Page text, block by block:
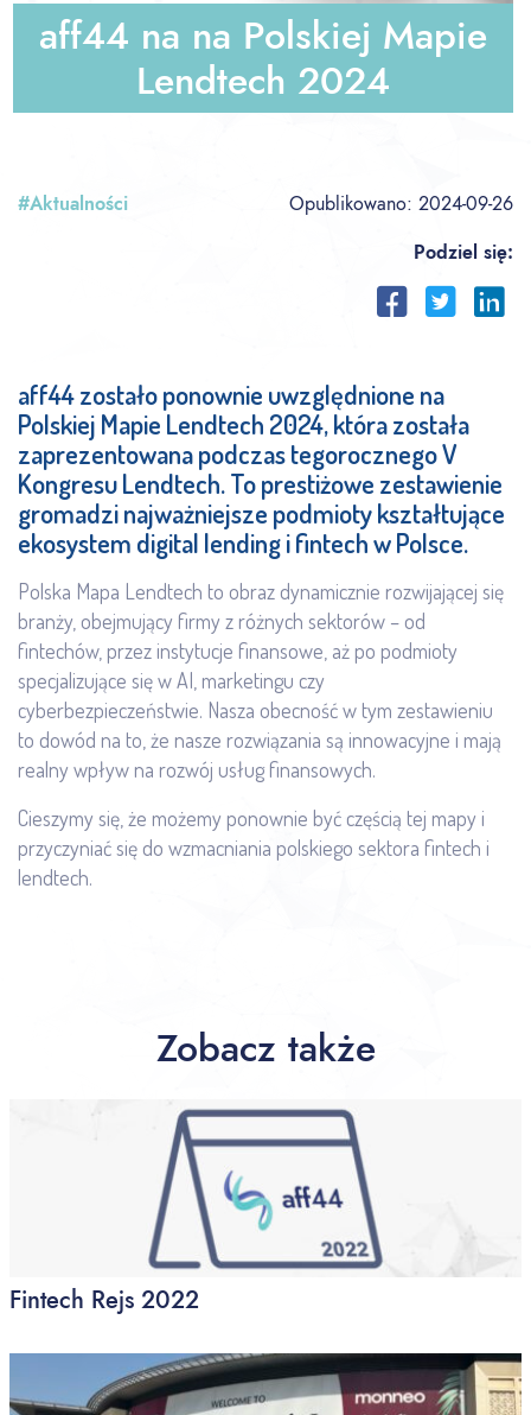
aff44 na na Polskiej Mapie
Lendtech 2024
#Aktualności Opublikowano: 2024-09-26
Podziel się:
aff44 zostało ponownie uwzględnione na
Polskiej Mapie Lendtech 2024, która została
zaprezentowana podczas tegorocznego V
Kongresu Lendtech. To prestiżowe zestawienie
gromadzi najważniejsze podmioty kształtujące
ekosystem digital lending i fintech w Polsce.
Polska Mapa Lendtech to obraz dynamicznie rozwijającej się
branży, obejmujący firmy z różnych sektorów – od
fintechów, przez instytucje finansowe, aż po podmioty
specjalizujące się w AI, marketingu czy
cyberbezpieczeństwie. Nasza obecność w tym zestawieniu
to dowód na to, że nasze rozwiązania są innowacyjne i mają
realny wpływ na rozwój usług finansowych.
Cieszymy się, że możemy ponownie być częścią tej mapy i
przyczyniać się do wzmacniania polskiego sektora fintech i
lendtech.
Zobacz także
Fintech Rejs 2022